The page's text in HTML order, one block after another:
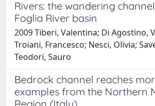
Rivers: the wandering
Foglia River basin
2009 Tiberi, Valentina; Di Agostino,
Troiani, Francesco; Nesci, Olivia;
Teodori, Sauro
Bedrock channel reaches
examples from the Northern